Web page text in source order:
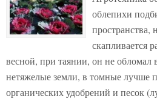
облепихи
пространства,
скапливается
весной, при таянии, он не
нетяжелые земли, в томные лучше
органических удобрений и песок